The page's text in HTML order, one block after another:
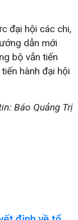
đại hội các chi,
dẫn mới
bộ vẫn tiến
hành đại hội
Báo Quảng Trị